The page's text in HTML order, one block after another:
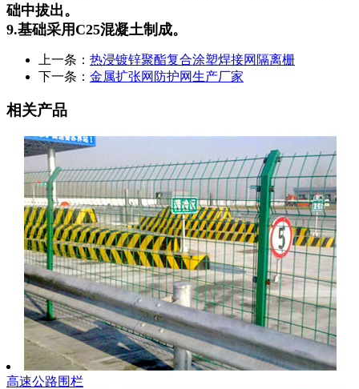
础中拔出。
9.基础采用C25混凝土制成。
上一条： 热浸镀锌聚酯复合涂塑焊接网隔离栅
下一条： 金属扩张网防护网生产厂家
相关产品
高速公路围栏